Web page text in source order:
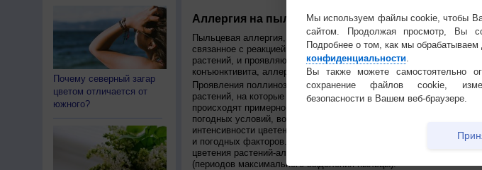
Почему северный загар
цветом отличается от
южного?
Аллергия на пыльцу, поллиноз: возможен ли
Пыльцевая аллергия, или поллиноз - широко распространенное
связанное с реакцией иммунной системой человека на пыльцу
растений, и проявляющаяся обычно в форме аллергического
конъюнктивита, аллергического кашля или даже астмы.
Проявления поллиноза строго приурочены к цветению
растений, на которые у человека есть аллергическая реакция.
происходят примерно в одно и то же время каждый год, но, из-за
погодных условий, возможно сдвиги сроков начала и конца, а также
интенсивности цветения на сроки от 7 до 14 дней из-за изменения
и погодных факторов. Поэтому для аллергиков очень важна
цветения растений-аллергенов, а также прогноз интенсивности
(периодов максимального выделения пыльцы).
Мы используем файлы cookie, чтобы
сайтом. Продолжая просмотр, Вы
Подробнее о том, как мы
конфиденциальности.
Вы также можете самостоятельно
сохранение файлов cookie,
безопасности в Вашем веб-браузере.